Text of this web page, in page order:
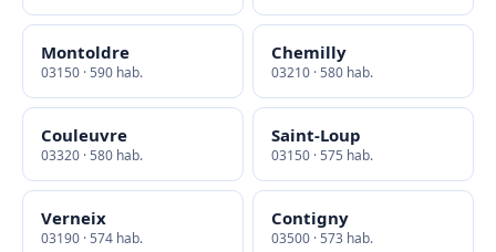
Montoldre
03150 · 590 hab.
Chemilly
03210 · 580 hab.
Couleuvre
03320 · 580 hab.
Saint-Loup
03150 · 575 hab.
Verneix
03190 · 574 hab.
Contigny
03500 · 573 hab.